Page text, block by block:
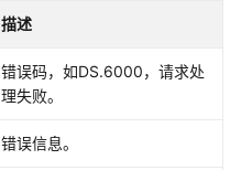
描述
错误码，如DS.6000，请求处
理失败。
错误信息。